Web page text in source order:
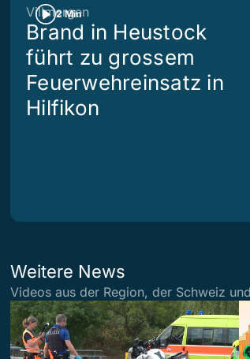
2 Min
Villmergen
Brand in Heustock
führt zu grossem
Feuerwehreinsatz in
Hilfikon
Weitere News
Videos aus der Region, der Schweiz